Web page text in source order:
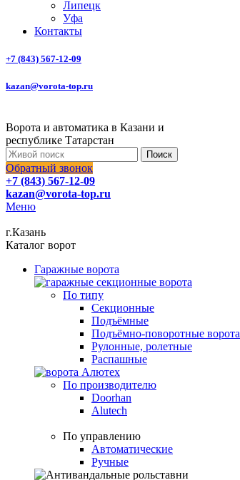
Липецк
Уфа
Контакты
+7 (843) 567-12-09
kazan@vorota-top.ru
Ворота и автоматика в Казани и
республике Татарстан
Поиск
Обратный звонок
+7 (843) 567-12-09
kazan@vorota-top.ru
Меню
г.Казань
Каталог ворот
Гаражные ворота
По типу
Секционные
Подъёмные
Подъёмно-поворотные ворота
Рулонные, ролетные
Распашные
По производителю
Doorhan
Alutech
По управлению
Автоматические
Ручные